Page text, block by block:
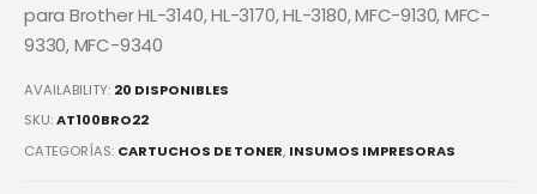
para Brother HL-3140, HL-3170, HL-3180, MFC-9130, MFC-
9330, MFC-9340
AVAILABILITY: 20 DISPONIBLES
SKU:AT100BRO22
CATEGORÍAS: CARTUCHOS DE TONER, INSUMOS IMPRESORAS